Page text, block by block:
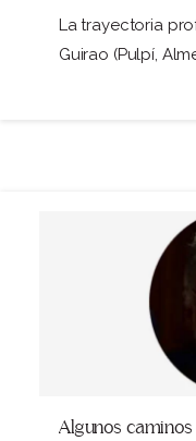
La trayectoria
Guirao (Pulpí,
Algunos caminos de la Inteligencia